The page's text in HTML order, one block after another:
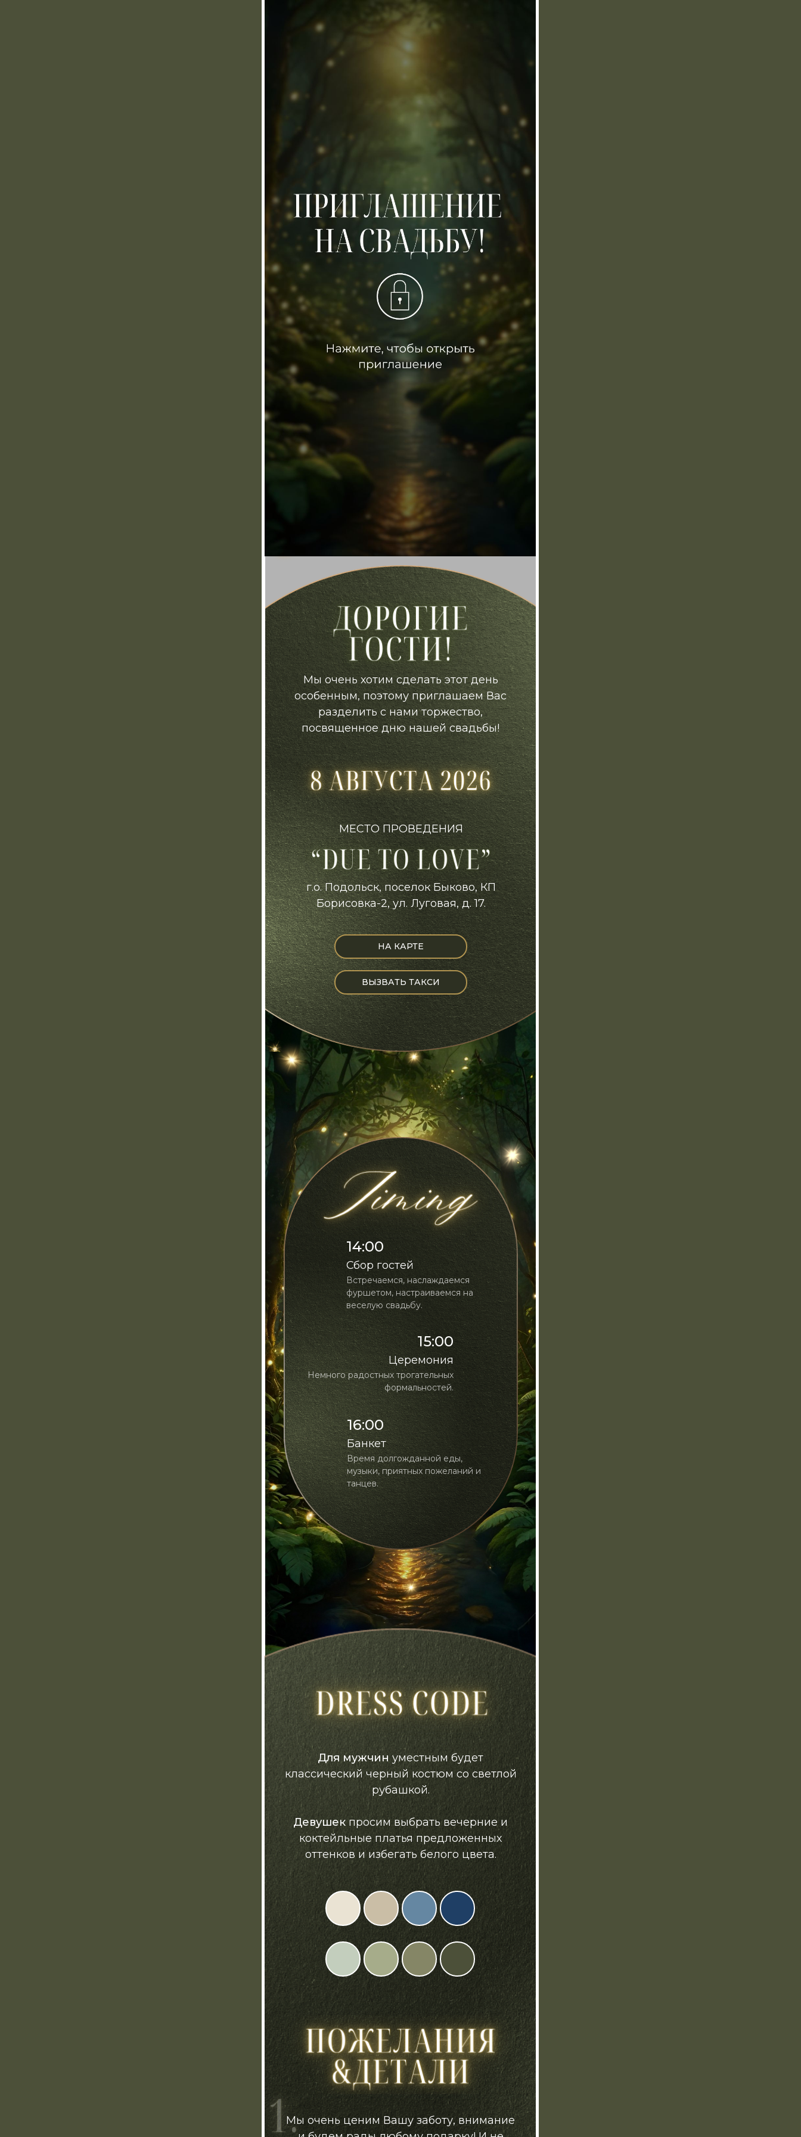
Мы очень хотим сделать этот день
особенным, поэтому приглашаем Вас
разделить с нами торжество,
посвященное дню нашей свадьбы!
МЕСТО ПРОВЕДЕНИЯ
г.о. Подольск, поселок Быково, КП
Борисовка-2, ул. Луговая, д. 17.
14:00
Сбор гостей
Встречаемся, наслаждаемся
фуршетом, настраиваемся на
веселую свадьбу.
15:00
Церемония
Немного радостных трогательных
формальностей.
16:00
Банкет
Время долгожданной еды,
музыки, приятных пожеланий и
танцев.
Для мужчин уместным будет
классический черный костюм со светлой
рубашкой.
Девушек просим выбрать вечерние и
коктейльные платья предложенных
оттенков и избегать белого цвета.
Мы очень ценим Вашу заботу, внимание
НА КАРТЕ
ВЫЗВАТЬ ТАКСИ